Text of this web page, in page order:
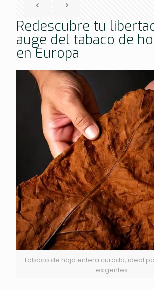
Redescubre tu
auge del tabaco de
en Europa
Tabaco de hoja entera curado, ideal
exigentes